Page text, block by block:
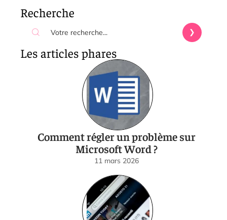
Recherche
Les articles phares
Comment régler un problème sur
Microsoft Word ?
11 mars 2026